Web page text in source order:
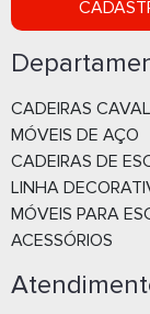
CADEIRAS
MÓVEIS DE AÇO
CADEIRAS DE
LINHA
MÓVEIS PARA
ACESSÓRIOS